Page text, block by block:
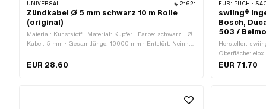
UNIVERSAL 21621
Zündkabel Ø 5 mm schwarz 10 m Rolle
(original)
Material: Kunststoff · Material: Kupfer · Farbe: schwarz · Ø
Kabel: 5 mm · Gesamtlänge: 10000 mm · Entstört: Nein ·
EUR 28.60
FÜR: PUCH · SACHS ·
swiing®
Bosch,
503 /
Hersteller:
Oberfläche:
innen: 39 mm ·
EUR 71.70